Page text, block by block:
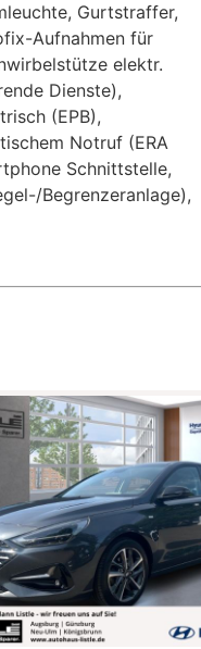
Gurtstraffer,
Aufnahmen für
elektr.
Dienste),
(EPB),
Notruf (ERA
Schnittstelle,
Begrenzeranlage),